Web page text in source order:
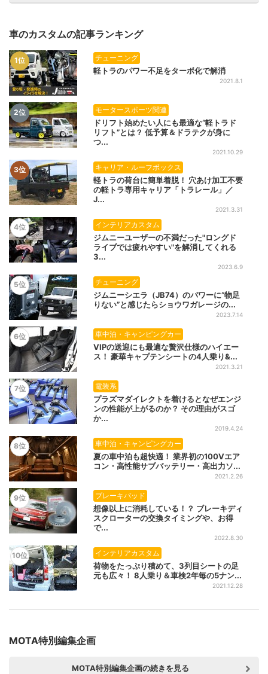
車のカスタムの記事ランキング
1位 チューニング
軽トラのパワー不足をターボ化で解消
2021.8.1
2位 モータースポーツ関連
ドリフト始めたい人にも最適な“軽トラド
リフト”とは？ 低予算＆ドラテクが身に
つ...
2021.10.29
3位 キャリア・ルーフボックス
軽トラの荷台に簡単着脱！ 穴あけ加工不要
の軽トラ専用キャリア「トラレール」／
J...
2021.3.31
4位 インテリアカスタム
ジムニーユーザーの不満だった"ロングド
ライブでは疲れやすい"を解消してくれる
3...
2023.6.9
5位 チューニング
ジムニーシエラ（JB74）のパワーに“物足
りない”と感じたらショウワガレージの...
2023.7.14
6位 車中泊・キャンピングカー
VIPの送迎にも最適な贅沢仕様のハイエー
ス！ 豪華キャプテンシートの4人乗り&...
2021.3.21
7位 電装系
プラズマダイレクトを着けるとなぜエンジ
ンの性能が上がるのか？ その理由がスゴ
か...
2019.4.24
8位 車中泊・キャンピングカー
夏の車中泊も超快適！ 業界初の100Vエア
コン・高性能サブバッテリー・高出力ソ...
2021.2.26
9位 ブレーキパッド
想像以上に消耗している！？ ブレーキディ
スクローターの交換タイミングや、お得
で...
2022.8.30
10位 インテリアカスタム
荷物をたっぷり積めて、3列目シートの足
元も広々！ 8人乗り＆車検2年毎の5ナン...
2021.12.28
MOTA特別編集企画
MOTA特別編集企画の続きを見る